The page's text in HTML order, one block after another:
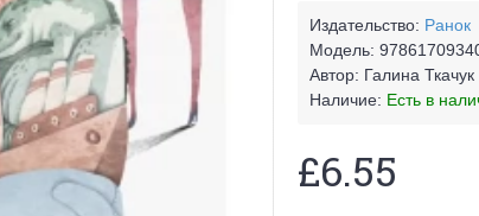
Издательство: Ранок
Модель:
Автор: Галина Ткачук
Наличие: Есть в
£6.55